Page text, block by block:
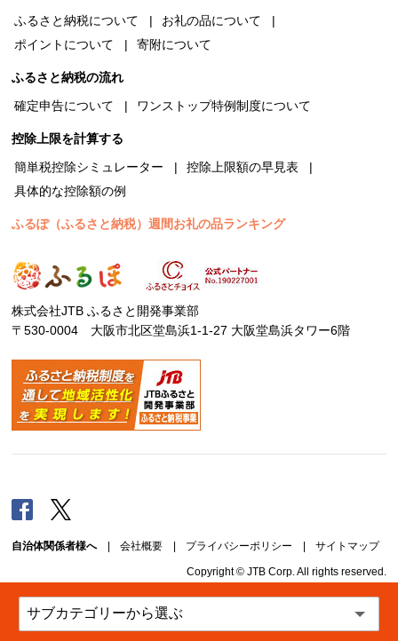
ふるさと納税について
お礼の品について
ポイントについて
寄附について
ふるさと納税の流れ
確定申告について
ワンストップ特例制度について
控除上限を計算する
簡単税控除シミュレーター
控除上限額の早見表
具体的な控除額の例
ふるぽ（ふるさと納税）週間お礼の品ランキング
株式会社JTB ふるさと開発事業部
〒530-0004 大阪市北区堂島浜1-1-27 大阪堂島浜タワー6階
Facebook
自治体関係者様へ| 会社概要 | プライバシーポリシー | サイトマップ
Copyright © JTB Corp. All rights reserved.